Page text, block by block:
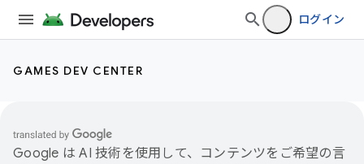
ログイン
GAMES DEV CENTER
Google は AI 技術を使用して、コンテンツをご希望の言